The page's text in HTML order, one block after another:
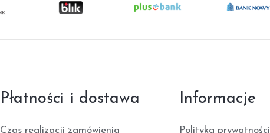
Płatności i dostawa
Czas realizacji zamówienia
Informacje
Polityka prywatności